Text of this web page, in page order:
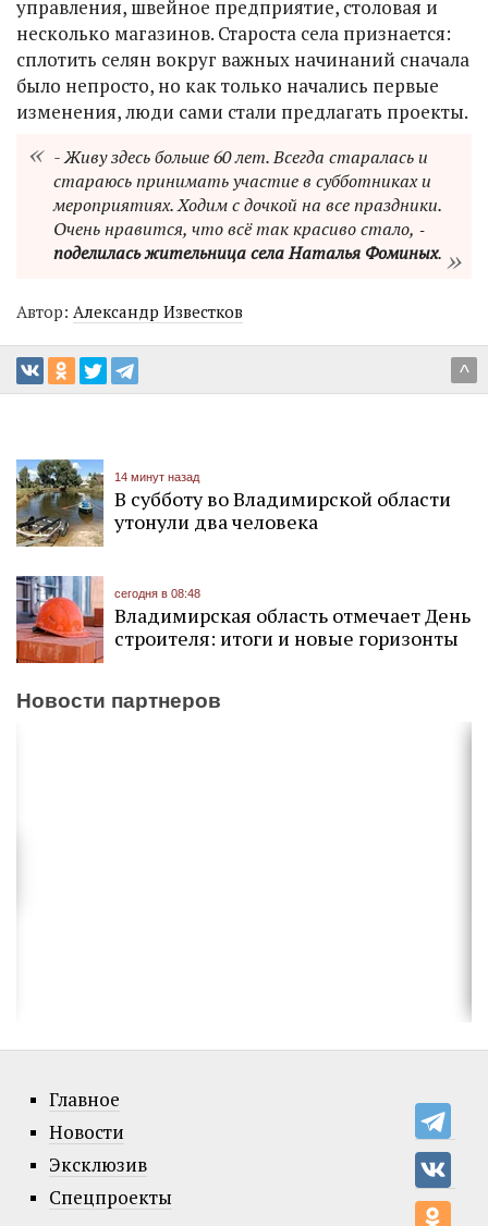
управления, швейное предприятие, столовая и
несколько магазинов. Староста села признается:
сплотить селян вокруг важных начинаний сначала
было непросто, но как только начались первые
изменения, люди сами стали предлагать проекты.
- Живу здесь больше 60 лет. Всегда старалась и
стараюсь принимать участие в субботниках и
мероприятиях. Ходим с дочкой на все праздники.
Очень нравится, что всё так красиво стало, ‑
поделилась жительница села Наталья Фоминых.
Автор: Александр Известков
^
14 минут назад
В субботу во Владимирской области
утонули два человека
сегодня в 08:48
Владимирская область отмечает День
строителя: итоги и новые горизонты
Новости партнеров
Главное
Новости
Эксклюзив
Спецпроекты